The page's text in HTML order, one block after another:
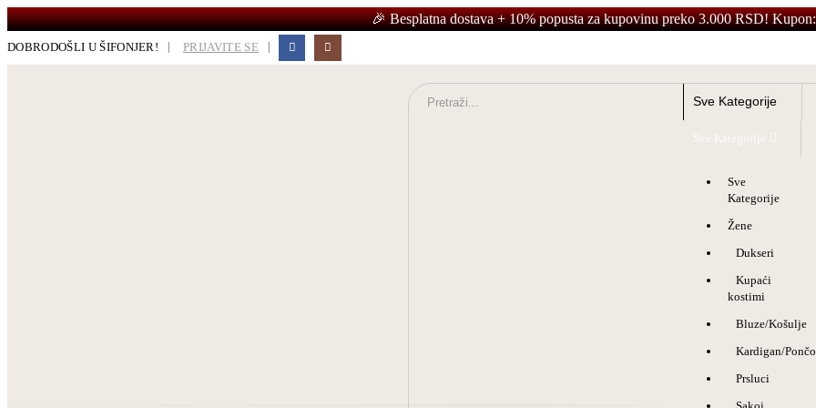
🎉 Besplatna dostava + 10% popusta za kupovinu preko 3.000 RSD!
DOBRODOŠLI U ŠIFONJER! PRIJAVITE SE
Sve Kategorije
Sve
Kategorije
Žene
Dukseri
Kupaći
kostimi
Bluze/Košulje
Kardigan/Pončo
Prsluci